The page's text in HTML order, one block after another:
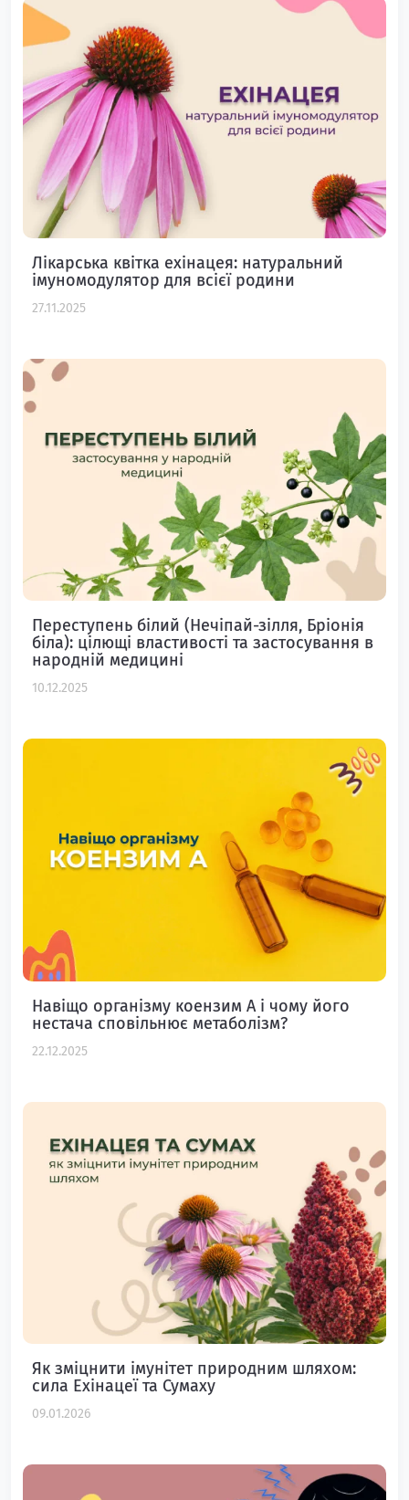
Лікарська квітка ехінацея: натуральний
імуномодулятор для всієї родини
27.11.2025
Переступень білий (Нечіпай-зілля, Бріонія
біла): цілющі властивості та застосування в
народній медицині
10.12.2025
Навіщо організму коензим А і чому його
нестача сповільнює метаболізм?
22.12.2025
Як зміцнити імунітет природним шляхом:
сила Ехінацеї та Сумаху
09.01.2026